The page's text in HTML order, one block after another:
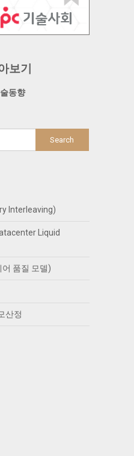
보기
동향
Interleaving)
Liquid
어 품질 모델)
산정